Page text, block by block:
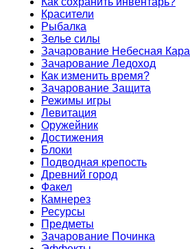
Красители
Рыбалка
Зелье силы
Зачарование Небесная Кара
Зачарование Ледоход
Как изменить время?
Зачарование Защита
Режимы игры
Левитация
Оружейник
Достижения
Блоки
Подводная крепость
Древний город
Факел
Камнерез
Ресурсы
Предметы
Зачарование Починка